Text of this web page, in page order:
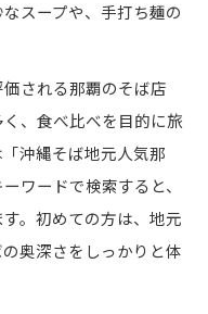
スープや、手打ち麺の
される那覇のそば店
、食べ比べを目的に旅
沖縄そば地元人気那
ワードで検索すると、
。初めての方は、地元
奥深さをしっかりと体